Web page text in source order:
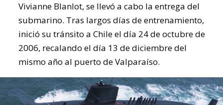
Vivianne Blanlot, se llevó a cabo la entrega del
submarino. Tras largos días de entrenamiento,
inició su tránsito a Chile el día 24 de octubre de
2006, recalando el día 13 de diciembre del
mismo año al puerto de Valparaíso.